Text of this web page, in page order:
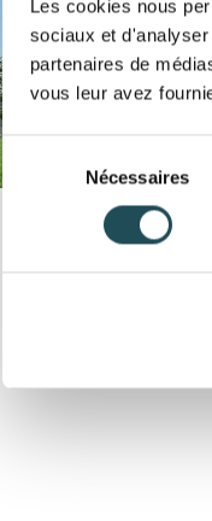
Les cookies nous
sociaux et
partenaires de
vous leur avez
Sélection
du
consentement
Nécessaires
Malus
à Fleurs